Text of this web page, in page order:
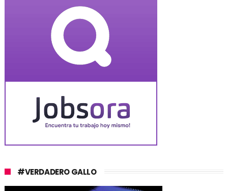
#VERDADERO GALLO